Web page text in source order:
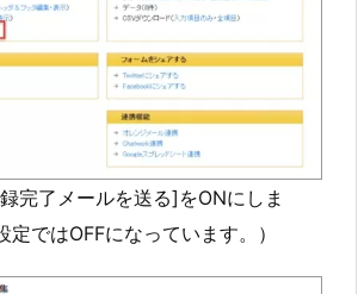
完了メールを送る]をONにしま
定ではOFFになっています。）